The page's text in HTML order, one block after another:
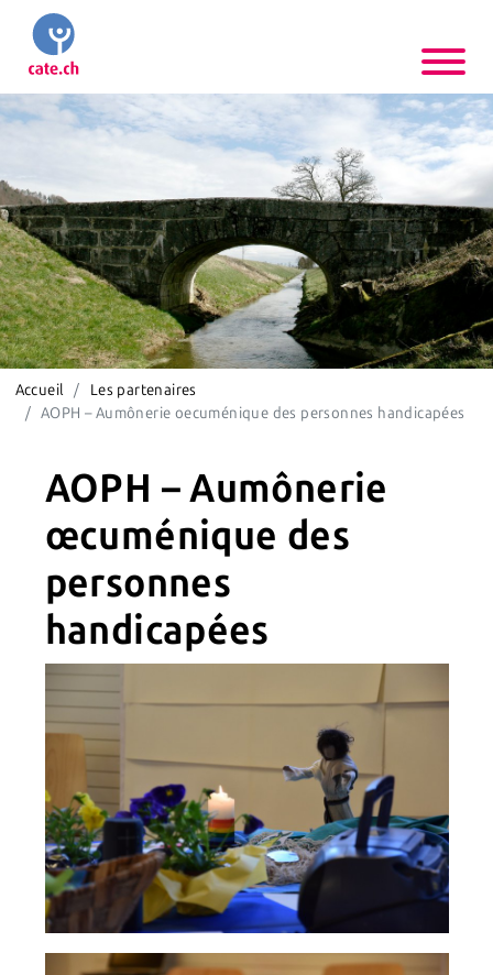
Accueil
Les partenaires
AOPH – Aumônerie oecuménique des personnes handicapées
AOPH – Aumônerie
œcuménique des
personnes
handicapées